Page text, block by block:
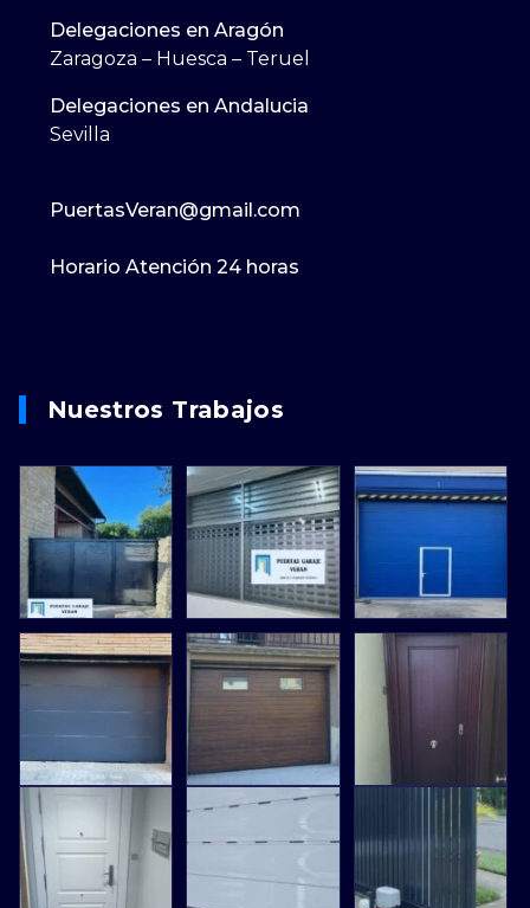
Delegaciones en Aragón
Zaragoza – Huesca – Teruel
Delegaciones en Andalucia
Sevilla
PuertasVeran@gmail.com
Horario Atención 24 horas
Nuestros Trabajos